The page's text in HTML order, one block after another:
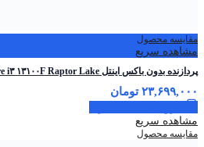
مقایسه محصول
مشاهده سریع
پردازنده بدون باکس اینتل Core i۳ ۱۳۱۰۰F Raptor Lake
۲۳,۶۹۹,۰۰۰ تومان
مشاهده سریع
مقایسه محصول